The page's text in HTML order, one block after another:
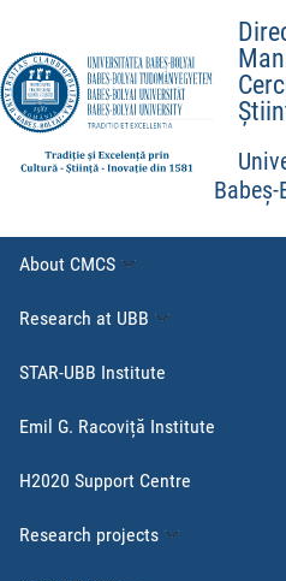
About CMCS
Research at UBB
STAR-UBB Institute
Emil G. Racoviță Institute
H2020 Support Centre
Research projects